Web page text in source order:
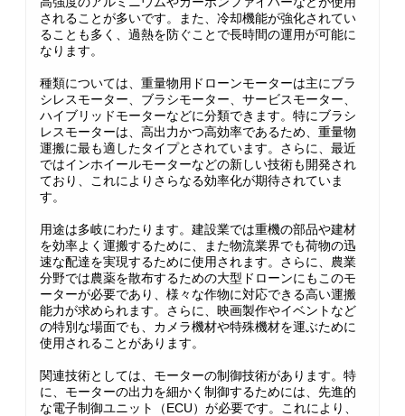
されることが多いです。また、冷却機能が強化されてい
ることも多く、過熱を防ぐことで長時間の運用が可能に
なります。
種類については、重量物用ドローンモーターは主にブラ
シレスモーター、ブラシモーター、サービスモーター、
ハイブリッドモーターなどに分類できます。特にブラシ
レスモーターは、高出力かつ高効率であるため、重量物
運搬に最も適したタイプとされています。さらに、最近
ではインホイールモーターなどの新しい技術も開発され
ており、これによりさらなる効率化が期待されていま
す。
用途は多岐にわたります。建設業では重機の部品や建材
を効率よく運搬するために、また物流業界でも荷物の迅
速な配達を実現するために使用されます。さらに、農業
分野では農薬を散布するための大型ドローンにもこのモ
ーターが必要であり、様々な作物に対応できる高い運搬
能力が求められます。さらに、映画製作やイベントなど
の特別な場面でも、カメラ機材や特殊機材を運ぶために
使用されることがあります。
関連技術としては、モーターの制御技術があります。特
に、モーターの出力を細かく制御するためには、先進的
な電子制御ユニット（ECU）が必要です。これにより、